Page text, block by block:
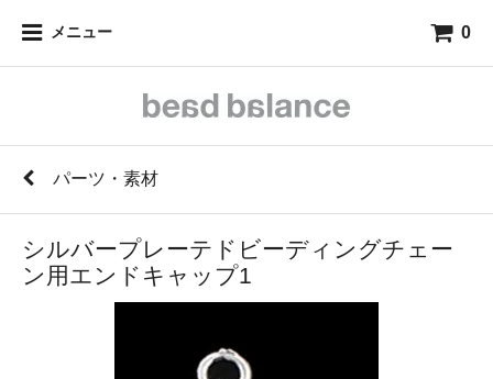
メニュー 0
パーツ・素材
シルバープレーテドビーディングチェー
ン用エンドキャップ1